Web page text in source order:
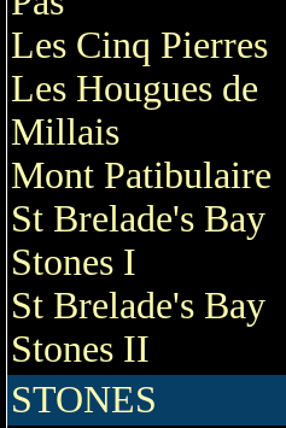
Les Cinq Pierres
Les Hougues de
Millais
Mont Patibulaire
St Brelade's Bay
Stones I
St Brelade's Bay
Stones II
STONES